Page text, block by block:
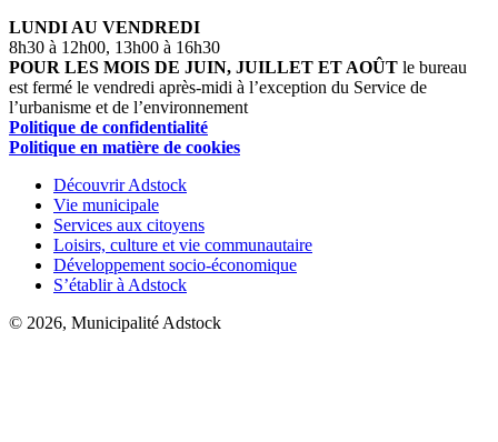
LUNDI AU VENDREDI
8h30 à 12h00, 13h00 à 16h30
POUR LES MOIS DE JUIN, JUILLET ET AOÛT le bureau
est fermé le vendredi après-midi à l’exception du Service de
l’urbanisme et de l’environnement
Politique de confidentialité
Politique en matière de cookies
Découvrir Adstock
Vie municipale
Services aux citoyens
Loisirs, culture et vie communautaire
Développement socio-économique
S’établir à Adstock
© 2026, Municipalité Adstock